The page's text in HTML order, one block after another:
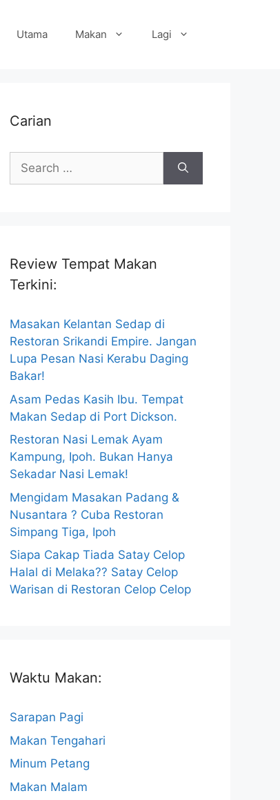
Utama Makan Lagi
Carian
Search
for:
Review Tempat Makan
Terkini:
Masakan Kelantan Sedap di
Restoran Srikandi Empire. Jangan
Lupa Pesan Nasi Kerabu Daging
Bakar!
Asam Pedas Kasih Ibu. Tempat
Makan Sedap di Port Dickson.
Restoran Nasi Lemak Ayam
Kampung, Ipoh. Bukan Hanya
Sekadar Nasi Lemak!
Mengidam Masakan Padang &
Nusantara ? Cuba Restoran
Simpang Tiga, Ipoh
Siapa Cakap Tiada Satay Celop
Halal di Melaka?? Satay Celop
Warisan di Restoran Celop Celop
Waktu Makan:
Sarapan Pagi
Makan Tengahari
Minum Petang
Makan Malam